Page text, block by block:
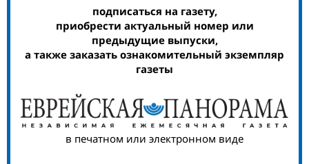
подписаться на газету,
приобрести актуальный номер или
предыдущие выпуски,
а также заказать ознакомительный экземпляр
газеты
в печатном или электронном виде